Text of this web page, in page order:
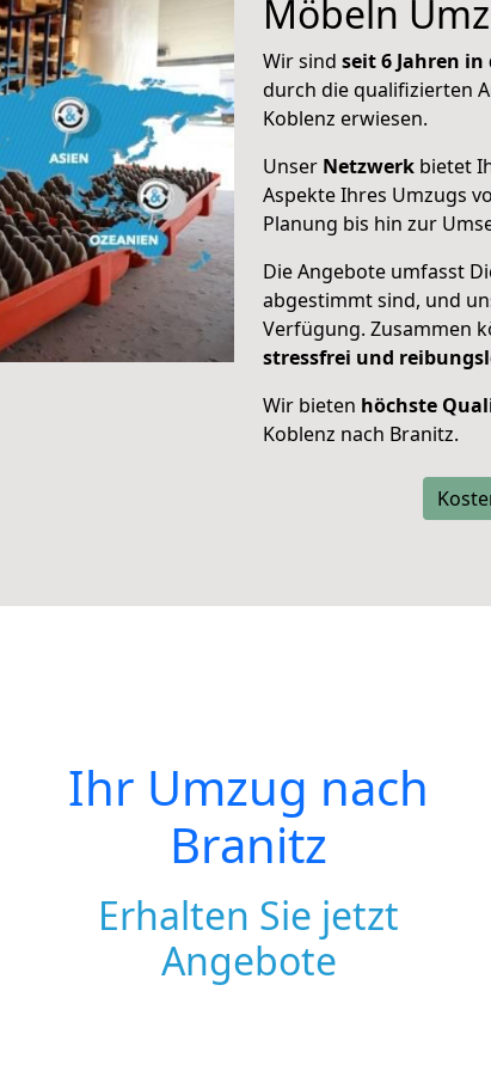
Möbeln
Wir sind seit 6 Jahren
durch die qualifizierten
Koblenz erwiesen.
Unser Netzwerk bietet
Aspekte Ihres Umzugs
Planung bis hin zur
Die Angebote umfasst
abgestimmt sind, und
Verfügung. Zusammen
stressfrei und
Wir bieten höchste
Koblenz nach Branitz.
Ihr Umzug nach
Branitz
Erhalten Sie jetzt
Angebote